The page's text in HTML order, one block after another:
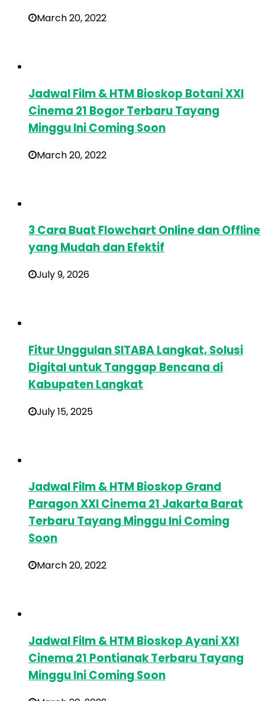
March 20, 2022
Jadwal Film & HTM Bioskop Botani XXI
Cinema 21 Bogor Terbaru Tayang
Minggu Ini Coming Soon
March 20, 2022
3 Cara Buat Flowchart Online dan Offline
yang Mudah dan Efektif
July 9, 2026
Fitur Unggulan SITABA Langkat, Solusi
Digital untuk Tanggap Bencana di
Kabupaten Langkat
July 15, 2025
Jadwal Film & HTM Bioskop Grand
Paragon XXI Cinema 21 Jakarta Barat
Terbaru Tayang Minggu Ini Coming
Soon
March 20, 2022
Jadwal Film & HTM Bioskop Ayani XXI
Cinema 21 Pontianak Terbaru Tayang
Minggu Ini Coming Soon